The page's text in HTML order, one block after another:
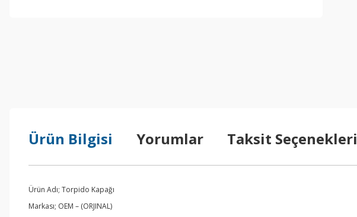
Ürün Bilgisi Yorumlar Taksit Seçenekleri
Ürün Adı; Torpido Kapağı
Markası; OEM – (ORJINAL)